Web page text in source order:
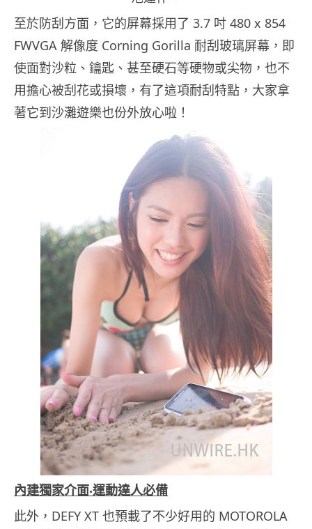
至於防刮方面，它的屏幕採用了 3.7 吋 480 x 854
FWVGA 解像度 Corning Gorilla 耐刮玻璃屏幕，即
使面對沙粒、鑰匙、甚至硬石等硬物或尖物，也不
用擔心被刮花或損壞，有了這項耐刮特點，大家拿
著它到沙灘遊樂也份外放心啦！
內建獨家介面‧運動達人必備
此外，DEFY XT 也預載了不少好用的 MOTOROLA